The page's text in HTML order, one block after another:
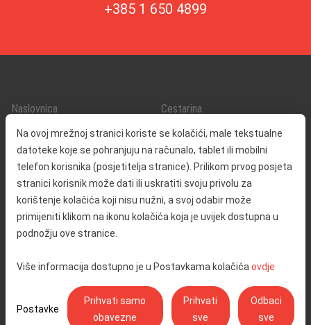
Na ovoj mrežnoj stranici koriste se kolačići, male tekstualne
datoteke koje se pohranjuju na računalo, tablet ili mobilni
telefon korisnika (posjetitelja stranice). Prilikom prvog posjeta
stranici korisnik može dati ili uskratiti svoju privolu za
korištenje kolačića koji nisu nužni, a svoj odabir može
primijeniti klikom na ikonu kolačića koja je uvijek dostupna u
podnožju ove stranice.
Više informacija dostupno je u Postavkama kolačića ovdje
Postavke
Prihvati samo
obavezne
Prihvati
sve
Odbaci
sve
+385 1 650 4899
Naslovnica
O nama
Kontakt
Cestarina
Promet i sigurnost
Servisne informacije
Reklamacija
Javna nabava
Odnosi s javnošću
Izjava o pristupačnosti
Postavke kolačića